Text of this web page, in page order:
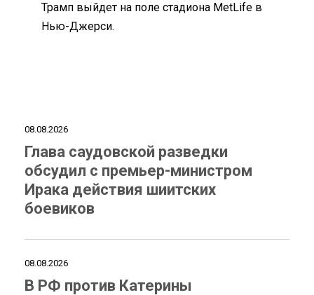
Трамп выйдет на поле стадиона MetLife в
Нью-Джерси.
08.08.2026
Глава саудовской разведки
обсудил с премьер-министром
Ирака действия шиитских
боевиков
08.08.2026
В РФ против Катерины